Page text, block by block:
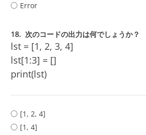
Error
18. 次のコードの出力は何でしょうか？
lst = [1, 2, 3, 4]
lst[1:3] = []
print(lst)
[1, 2, 4]
[1, 4]